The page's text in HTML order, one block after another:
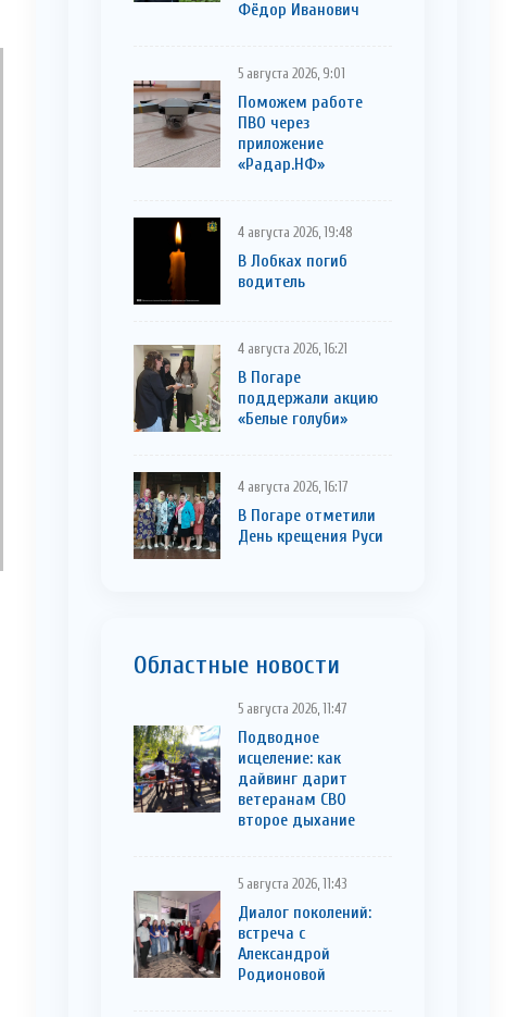
Фёдор Иванович
5 августа 2026, 9:01
Поможем работе
ПВО через
приложение
«Радар.НФ»
4 августа 2026, 19:48
В Лобках погиб
водитель
4 августа 2026, 16:21
В Погаре
поддержали акцию
«Белые голуби»
4 августа 2026, 16:17
В Погаре отметили
День крещения Руси
Областные новости
5 августа 2026, 11:47
Подводное
исцеление: как
дайвинг дарит
ветеранам СВО
второе дыхание
5 августа 2026, 11:43
Диалог поколений:
встреча с
Александрой
Родионовой